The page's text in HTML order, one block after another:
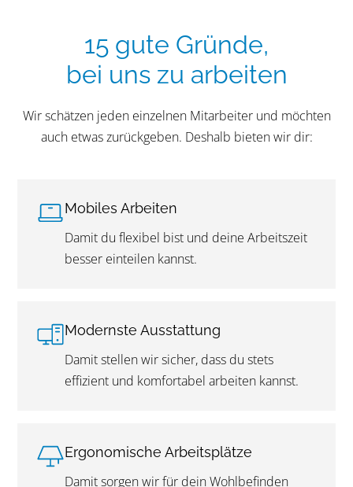
15 gute Gründe,
bei uns zu arbeiten
Wir schätzen jeden einzelnen Mitarbeiter und möchten
auch etwas zurückgeben. Deshalb bieten wir dir:
Mobiles Arbeiten
Damit du flexibel bist und deine Arbeitszeit
besser einteilen kannst.
Modernste Ausstattung
Damit stellen wir sicher, dass du stets
effizient und komfortabel arbeiten kannst.
Ergonomische Arbeitsplätze
Damit sorgen wir für dein Wohlbefinden